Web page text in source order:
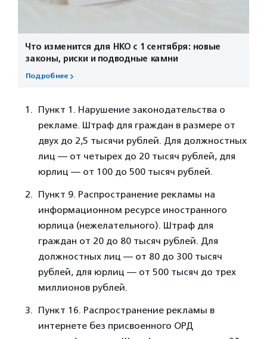
Что изменится для НКО с 1 сентября: новые
законы, риски и подводные камни
Подробнее
Пункт 1. Нарушение законодательства о
рекламе. Штраф для граждан в размере от
двух до 2,5 тысячи рублей. Для должностных
лиц — от четырех до 20 тысяч рублей, для
юрлиц — от 100 до 500 тысяч рублей.
Пункт 9. Распространение рекламы на
информационном ресурсе иностранного
юрлица (нежелательного). Штраф для
граждан от 20 до 80 тысяч рублей. Для
должностных лиц — от 80 до 300 тысяч
рублей, для юрлиц — от 500 тысяч до трех
миллионов рублей.
Пункт 16. Распространение рекламы в
интернете без присвоенного ОРД